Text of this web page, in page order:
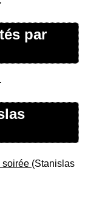
par
soirée (Stanislas